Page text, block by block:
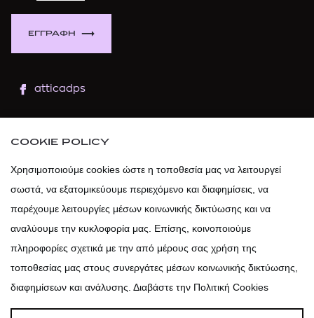
ΕΓΓΡΑΦΗ
atticadps
atticadps
COOKIE POLICY
Χρησιμοποιούμε cookies ώστε η τοποθεσία μας να λειτουργεί
σωστά, να εξατομικεύουμε περιεχόμενο και διαφημίσεις, να
παρέχουμε λειτουργίες μέσων κοινωνικής δικτύωσης και να
αναλύουμε την κυκλοφορία μας. Επίσης, κοινοποιούμε
πληροφορίες σχετικά με την από μέρους σας χρήση της
τοποθεσίας μας στους συνεργάτες μέσων κοινωνικής δικτύωσης,
διαφημίσεων και ανάλυσης. Διαβάστε την Πολιτική Cookies